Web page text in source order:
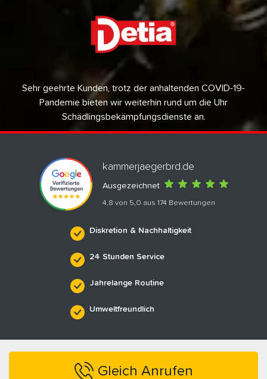
Sehr geehrte Kunden, trotz der anhaltenden COVID-19-
Pandemie bieten wir weiterhin rund um die Uhr
Schädlingsbekämpfungsdienste an.
kammerjaegerbrd.de
Ausgezeichnet
4,8 von 5,0 aus 174 Bewertungen
Diskretion & Nachhaltigkeit
24 Stunden Service
Jahrelange Routine
Umweltfreundlich
Gleich Anrufen